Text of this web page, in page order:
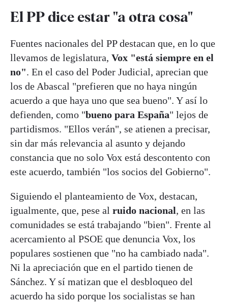
El PP dice estar "a otra cosa"
Fuentes nacionales del PP destacan que, en lo que
llevamos de legislatura, Vox "está siempre en el
no". En el caso del Poder Judicial, aprecian que
los de Abascal "prefieren que no haya ningún
acuerdo a que haya uno que sea bueno". Y así lo
defienden, como "bueno para España" lejos de
partidismos. "Ellos verán", se atienen a precisar,
sin dar más relevancia al asunto y dejando
constancia que no solo Vox está descontento con
este acuerdo, también "los socios del Gobierno".
Siguiendo el planteamiento de Vox, destacan,
igualmente, que, pese al ruido nacional, en las
comunidades se está trabajando "bien". Frente al
acercamiento al PSOE que denuncia Vox, los
populares sostienen que "no ha cambiado nada".
Ni la apreciación que en el partido tienen de
Sánchez. Y sí matizan que el desbloqueo del
acuerdo ha sido porque los socialistas se han